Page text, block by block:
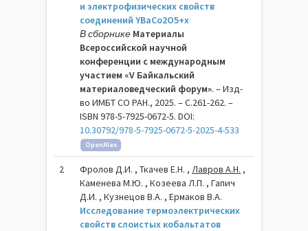
и электрофизических свойств
соединений YBaCo2O5+x
В сборнике Материалы
Всероссийской научной
конференции с международным
участием «V Байкальский
материаловедческий форум». – Изд-
во ИМБТ СО РАН., 2025. – C.261-262. –
ISBN 978-5-7925-0672-5. DOI:
10.30792/978-5-7925-0672-5-2025-4-533
OpenAlex
2 Фролов Д.И. , Ткачев Е.Н. ,Лавров А.Н. ,
Каменева М.Ю. , Козеева Л.П. , Гапич
Д.И. , Кузнецов В.А. , Ермаков В.А.
Исследование термоэлектрических
свойств слоистых кобальтатов